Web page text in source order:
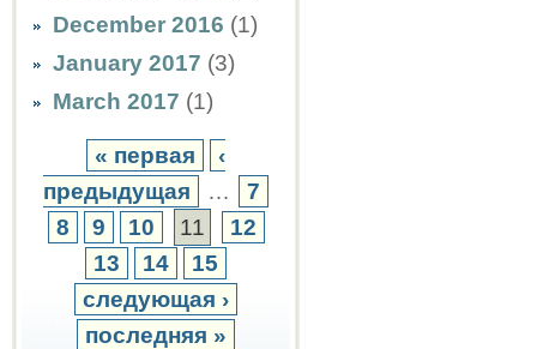
December 2016 (1)
January 2017 (3)
March 2017 (1)
« первая
‹
предыдущая
…
7
8
9 10 11
12
13
14
15
следующая ›
последняя »